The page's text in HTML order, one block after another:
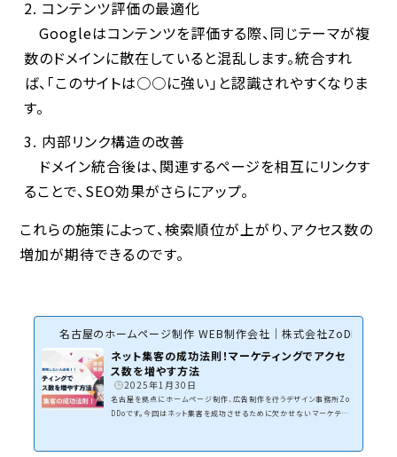
コンテンツ評価の最適化
Googleはコンテンツを評価する際、同じテーマが複
数のドメインに散在していると混乱します。統合すれ
ば、「このサイトは○○に強い」と認識されやすくなりま
す。
内部リンク構造の改善
ドメイン統合後は、関連するページを相互にリンクす
ることで、SEO効果がさらにアップ。
これらの施策によって、検索順位が上がり、アクセス数の
増加が期待できるのです。
名古屋のホームページ制作 WEB制作会社｜株式会社ZoDDo
ネット集客の成功法則！マーケティングでアクセ
ス数を増やす方法
2025年1月30日
名古屋を拠点にホームページ制作、広告制作を行うデザイン事務所Zo
DDoです。今回はネット集客を成功させるために欠かせないマーケティン